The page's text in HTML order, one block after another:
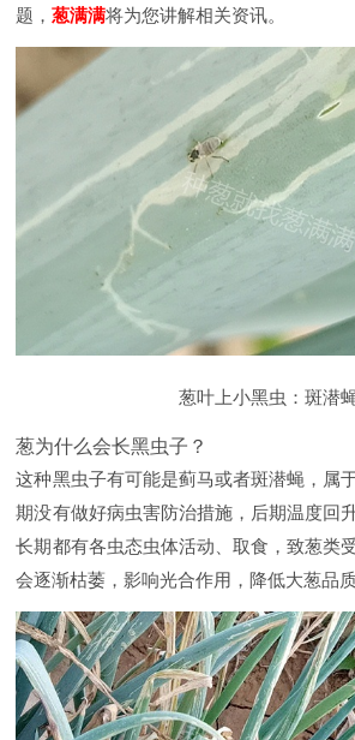
题，葱满满将为您讲解相关资讯。
葱叶上小黑虫：斑潜
葱为什么会长黑虫子？
这种黑虫子有可能是蓟马或者斑潜蝇，属
期没有做好病虫害防治措施，后期温度回
长期都有各虫态虫体活动、取食，致葱类
会逐渐枯萎，影响光合作用，降低大葱品质